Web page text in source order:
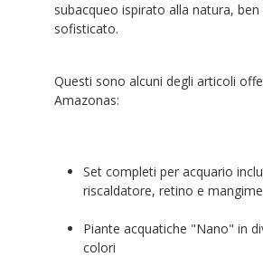
subacqueo ispirato alla natura,
sofisticato.
Questi sono alcuni degli articoli
Amazonas:
Set completi per acquario
riscaldatore, retino e mangime
Piante acquatiche "Nano" in
colori